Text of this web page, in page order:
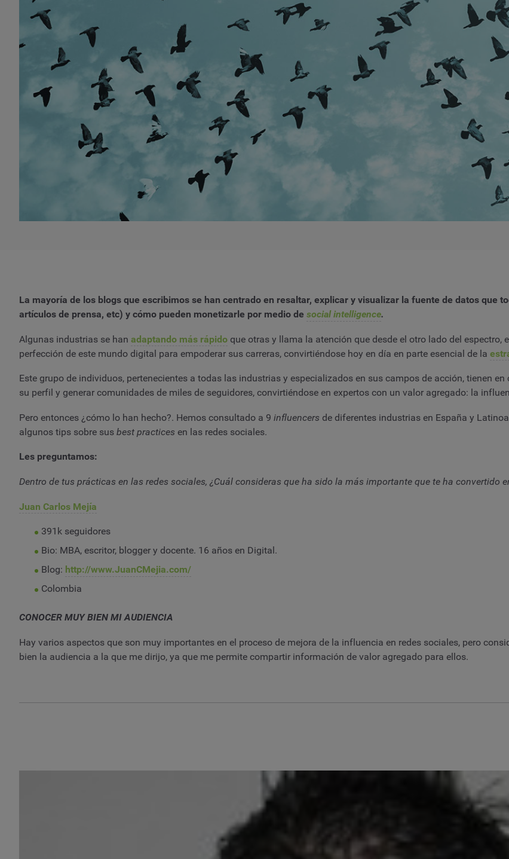
La mayoría de los blogs que escribimos se han centrado en resaltar, explicar y visualizar la fuente de datos que
artículos de prensa, etc) y cómo pueden monetizarle por medio de social intelligence.
Algunas industrias se han adaptando más rápido que otras y llama la atención que desde el otro lado del
perfección de este mundo digital para empoderar sus carreras, convirtiéndose hoy en día en parte esencial de la
Este grupo de individuos, pertenecientes a todas las industrias y especializados en sus campos de acción, tienen
su perfil y generar comunidades de miles de seguidores, convirtiéndose en expertos con un valor agregado: la
Pero entonces ¿cómo lo han hecho?. Hemos consultado a 9 influencers de diferentes industrias en España y
algunos tips sobre sus best practices en las redes sociales.
Les preguntamos:
Dentro de tus prácticas en las redes sociales, ¿Cuál consideras que ha sido la más importante que te ha convertido
Juan Carlos Mejía
391k seguidores
Bio: MBA, escritor, blogger y docente. 16 años en Digital.
Blog: http://www.JuanCMejia.com/
Colombia
CONOCER MUY BIEN MI AUDIENCIA
Hay varios aspectos que son muy importantes en el proceso de mejora de la influencia en redes sociales, pero
bien la audiencia a la que me dirijo, ya que me permite compartir información de valor agregado para ellos.